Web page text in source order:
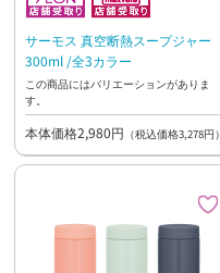
サーモス 真空断熱スープジャー
300ml /全3カラー
この商品にはバリエーションがありま
す。
本体価格2,980円 （税込価格3,278円）